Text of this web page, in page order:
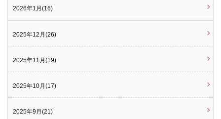
2026年1月(16)
2025年12月(26)
2025年11月(19)
2025年10月(17)
2025年9月(21)